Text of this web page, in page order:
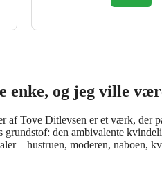
enke, og jeg ville
Tove Ditlevsen er et værk, der
den ambivalente
– hustruen, moderen, naboen,